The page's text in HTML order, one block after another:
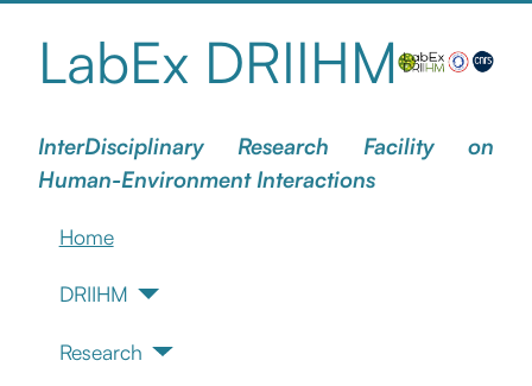
LabEx DRIIHM
InterDisciplinary Research Facility on
Human-Environment Interactions
Home
DRIIHM
Research